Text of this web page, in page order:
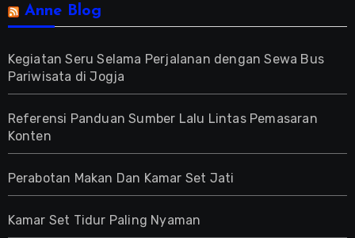
Anne Blog
Kegiatan Seru Selama Perjalanan dengan Sewa Bus
Pariwisata di Jogja
Referensi Panduan Sumber Lalu Lintas Pemasaran
Konten
Perabotan Makan Dan Kamar Set Jati
Kamar Set Tidur Paling Nyaman